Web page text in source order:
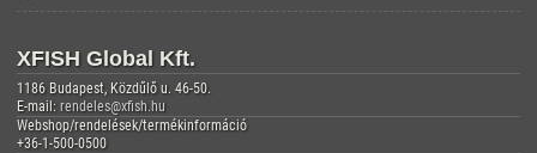
XFISH Global Kft.
1186 Budapest, Közdűlő u. 46-50.
E-mail: rendeles@xfish.hu
Webshop/rendelések/termékinformáció
+36-1-500-0500